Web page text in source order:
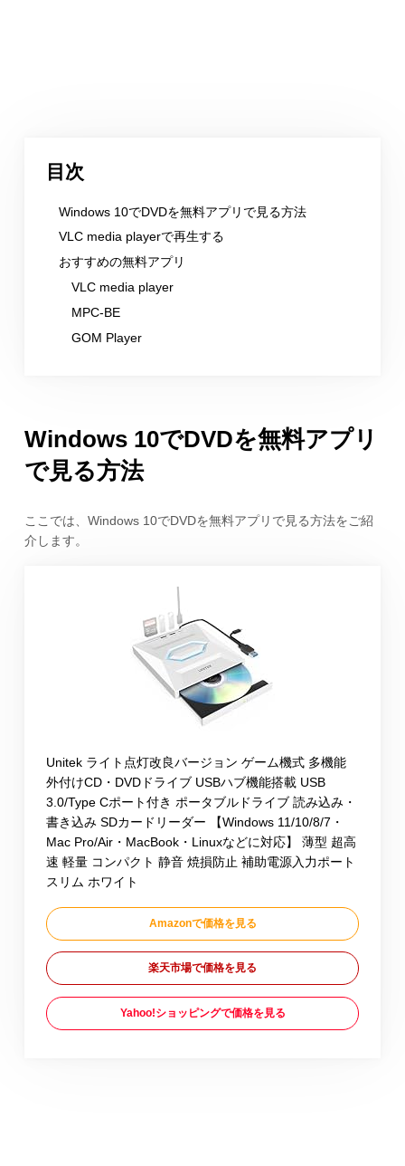
目次
Windows 10でDVDを無料アプリで見る方法
VLC media playerで再生する
おすすめの無料アプリ
VLC media player
MPC-BE
GOM Player
Windows 10でDVDを無料アプリ
で見る方法
ここでは、Windows 10でDVDを無料アプリで見る方法をご紹
介します。
Unitek ライト点灯改良バージョン ゲーム機式 多機能
外付けCD・DVDドライブ USBハブ機能搭載 USB
3.0/Type Cポート付き ポータブルドライブ 読み込み・
書き込み SDカードリーダー 【Windows 11/10/8/7・
Mac Pro/Air・MacBook・Linuxなどに対応】 薄型 超高
速 軽量 コンパクト 静音 焼損防止 補助電源入力ポート
スリム ホワイト
Amazonで価格を見る
楽天市場で価格を見る
Yahoo!ショッピングで価格を見る